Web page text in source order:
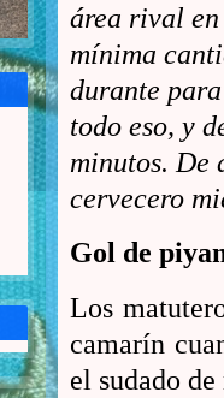
área rival
mínima
durante
todo eso, y
minutos. De
cervecero
Gol de
Los
camarín
el sudado